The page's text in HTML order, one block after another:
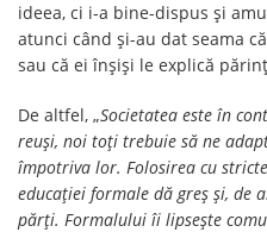
ideea, ci i-a bine-dispus și
atunci când și-au dat seama
sau că ei înșiși le explică
De altfel, „Societatea este în
reuşi, noi toţi trebuie să ne
împotriva lor. Folosirea cu
educaţiei formale dă greş şi, de
părţi. Formalului îi lipseşte